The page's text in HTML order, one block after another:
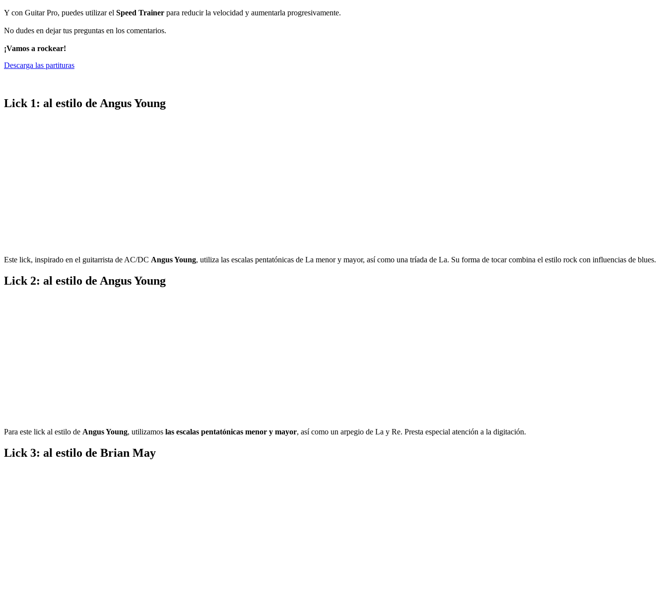
Y con Guitar Pro, puedes utilizar el Speed Trainer para reducir la velocidad y aumentarla progresivamente.
No dudes en dejar tus preguntas en los comentarios.
¡Vamos a rockear!
Descarga las partituras
Lick 1: al estilo de Angus Young
Este lick, inspirado en el guitarrista de AC/DC Angus Young, utiliza las escalas pentatónicas de La menor y mayor, así como una tríada de La. Su forma de tocar combina el estilo rock con influencias de blues.
Lick 2: al estilo de Angus Young
Para este lick al estilo de Angus Young, utilizamos las escalas pentatónicas menor y mayor, así como un arpegio de La y Re. Presta especial atención a la digitación.
Lick 3: al estilo de Brian May